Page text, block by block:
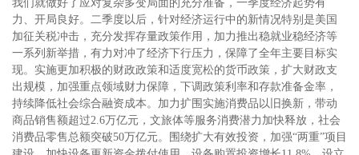
我们就做好了应对复杂多变局面的充分准备，一季度经济起势有
力、开局良好。二季度以后，针对经济运行中的新情况特别是美国
加征关税冲击，充分发挥存量政策作用，加力推出稳就业稳经济等
一系列新举措，有力对冲了经济下行压力，保障了全年主要目标实
现。实施更加积极的财政政策和适度宽松的货币政策，扩大财政支
出规模，加强重点领域财力保障，下调政策利率和存款准备金率，
持续降低社会综合融资成本。加力扩围实施消费品以旧换新，带动
商品销售额超过2.6万亿元，文旅体等服务消费潜力加快释放，社会
消费品零售总额突破50万亿元。围绕扩大有效投资，加强“两重”项目